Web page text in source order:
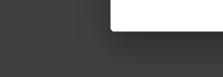
Si desea cambiar